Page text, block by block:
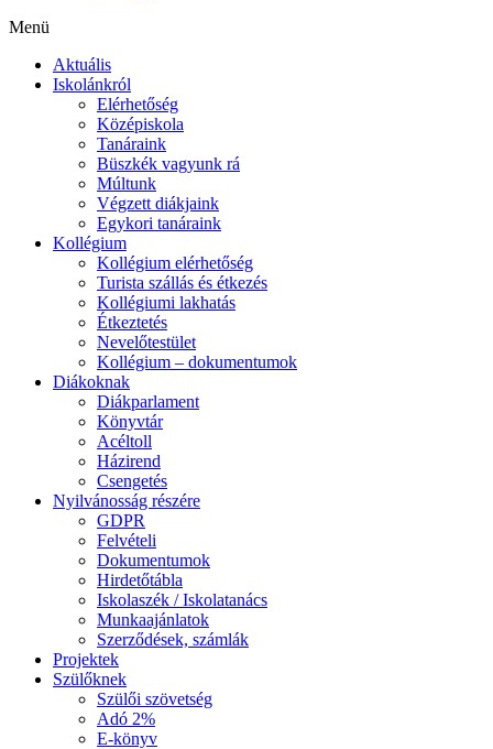
Menü
Aktuális
Iskolánkról
Elérhetőség
Középiskola
Tanáraink
Büszkék vagyunk rá
Múltunk
Végzett diákjaink
Egykori tanáraink
Kollégium
Kollégium elérhetőség
Turista szállás és étkezés
Kollégiumi lakhatás
Étkeztetés
Nevelőtestület
Kollégium – dokumentumok
Diákoknak
Diákparlament
Könyvtár
Acéltoll
Házirend
Csengetés
Nyilvánosság részére
GDPR
Felvételi
Dokumentumok
Hirdetőtábla
Iskolaszék / Iskolatanács
Munkaajánlatok
Szerződések, számlák
Projektek
Szülőknek
Szülői szövetség
Adó 2%
E-könyv